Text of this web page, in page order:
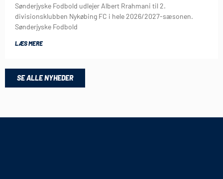
Sønderjyske Fodbold udlejer Albert Rrahmani til 2.
divisionsklubben Nykøbing FC i hele 2026/2027-sæsonen.
Sønderjyske Fodbold
LÆS MERE
SE ALLE NYHEDER